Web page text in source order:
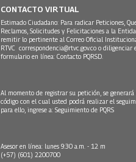
CONTACTO VIRTUAL
Estimado Ciudadano: Para radicar Peticiones,
Reclamos, Solicitudes y Felicitaciones a la
remitir lo pertinente al Correo Oficial
RTVC correspondencia@rtvc.gov.co o diligenciar
formulario en línea: Contacto PQRSD.
Al momento de registrar su petición, se generará
código con el cual usted podrá realizar el
para ello, ingrese a: Seguimiento de PQRS
Asesor en línea: lunes 9:30 a.m. - 12 m
(+57) (601) 2200700